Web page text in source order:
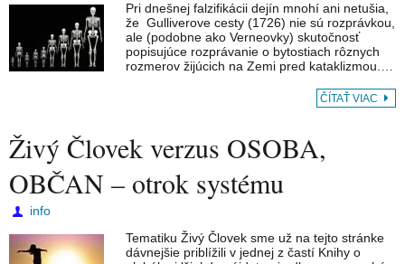
Pri dnešnej falzifikácii dejín mnohí ani netušia,
že Gulliverove cesty (1726) nie sú rozprávkou,
ale (podobne ako Verneovky) skutočnosť
popisujúce rozprávanie o bytostiach rôznych
rozmerov žijúcich na Zemi pred kataklizmou.…
ČÍTAŤ VIAC
Živý Človek verzus OSOBA,
OBČAN – otrok systému
info
Tematiku Živý Človek sme už na tejto stránke
dávnejšie priblížili v jednej z častí Knihy o